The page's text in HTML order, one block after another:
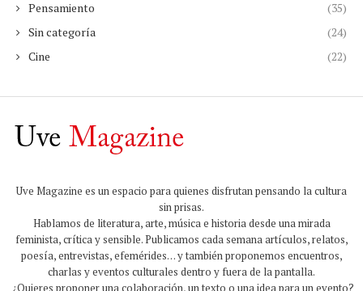
Pensamiento
(35)
Sin categoría
(24)
Cine
(22)
Uve Magazine es un espacio para quienes disfrutan pensando la cultura
sin prisas.
Hablamos de literatura, arte, música e historia desde una mirada
feminista, crítica y sensible. Publicamos cada semana artículos, relatos,
poesía, entrevistas, efemérides… y también proponemos encuentros,
charlas y eventos culturales dentro y fuera de la pantalla.
¿Quieres proponer una colaboración, un texto o una idea para un evento?